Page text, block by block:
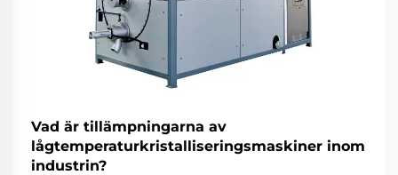
Vad är tillämpningarna av
lågtemperaturkristalliseringsmaskiner inom
industrin?